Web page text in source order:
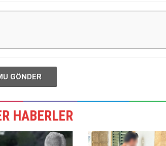
GÖNDER
HABERLER